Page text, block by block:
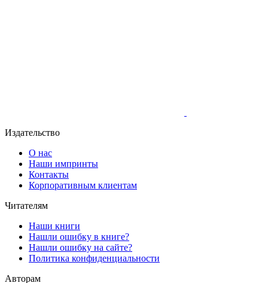
Издательство
О нас
Наши импринты
Контакты
Корпоративным клиентам
Читателям
Наши книги
Нашли ошибку в книге?
Нашли ошибку на сайте?
Политика конфиденциальности
Авторам